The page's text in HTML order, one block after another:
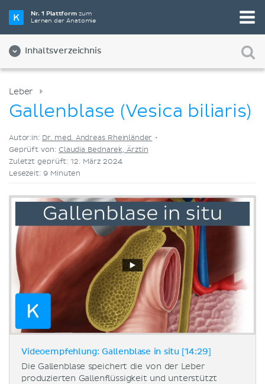
Nr. 1 Plattformzum
Lernen der Anatomie
Inhaltsverzeichnis
Wähle die beste Lernmethode für dich
Videos
Leber
Gallenblase (Vesica biliaris)
Autor:in: Dr. med. Andreas Rheinländer •
Geprüft von:Claudia Bednarek, Ärztin
Zuletzt geprüft: 12. März 2024
Lesezeit: 9 Minuten
Videoempfehlung: Gallenblase in situ [14:29]
Die Gallenblase speichert die von der Leber
produzierten Gallenflüssigkeit und unterstützt